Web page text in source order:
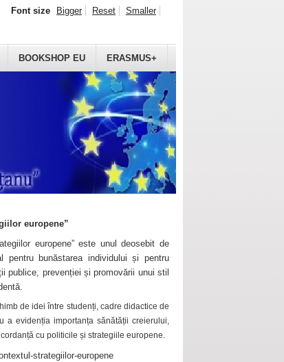
BOOKSHOP EU ERASMUS+
Font size Bigger Reset Smaller
europene”
europene” este unul deosebit de
pentru bunăstarea individului și pentru
publice, prevenției și promovării unui stil
de idei între studenți, cadre didactice de
a evidenția importanța sănătății creierului,
cu politicile și strategiile europene.
strategiilor-europene